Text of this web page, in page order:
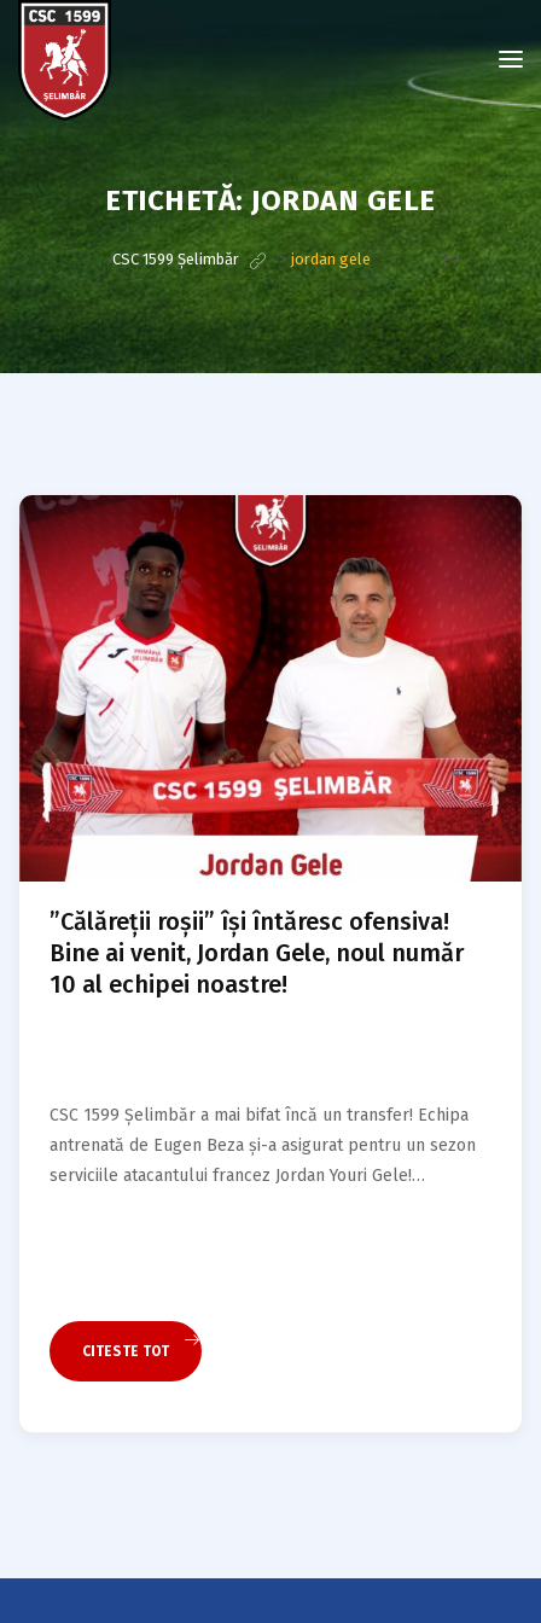
ETICHETĂ: JORDAN GELE
CSC 1599 Șelimbăr > jordan gele ?>
”Călăreții roșii” își întăresc ofensiva!
Bine ai venit, Jordan Gele, noul număr
10 al echipei noastre!
CSC 1599 Șelimbăr a mai bifat încă un transfer! Echipa
antrenată de Eugen Beza și-a asigurat pentru un sezon
serviciile atacantului francez Jordan Youri Gele!
CITESTE TOT